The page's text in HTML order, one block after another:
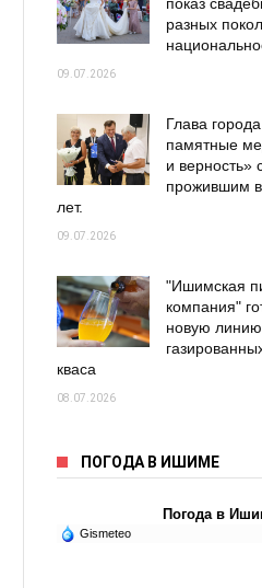
разных
09.07.2026
Глава
памятные
и верность»
прожившим
лет.
09.07.2026
"Ишимская
компания"
новую
кваса
08.07.2026
ПОГОДА В ИШИМЕ
Погода в
Gismeteo